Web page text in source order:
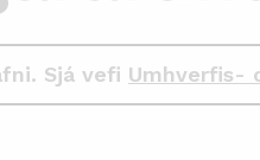
Sjá vefi Umhverfis-